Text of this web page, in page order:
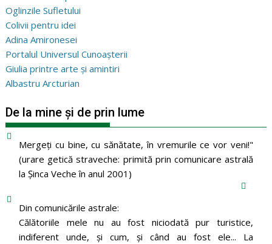
Oglinzile Sufletului
Colivii pentru idei
Adina Amironesei
Portalul Universul Cunoașterii
Giulia printre arte și amintiri
Albastru Arcturian
De la mine și de prin lume
Mergeţi cu bine, cu sănătate, în vremurile ce vor veni!"
(urare getică straveche: primită prin comunicare astrală
la Şinca Veche în anul 2001)
Din comunicările astrale:
Călătoriile mele nu au fost niciodată pur turistice,
indiferent unde, și cum, și când au fost ele... La